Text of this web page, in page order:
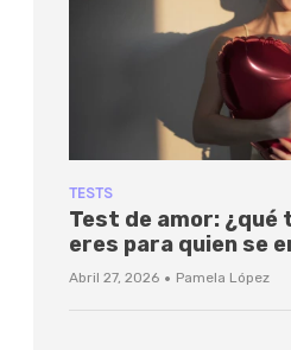
TESTS
Test de amor: ¿qué
eres para quien se
Abril 27, 2026 · Pamela López